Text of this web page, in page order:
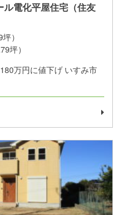
電化平屋住宅（住友
）
坪）
万円に値下げ いすみ市